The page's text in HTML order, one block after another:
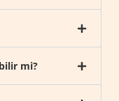
mi?